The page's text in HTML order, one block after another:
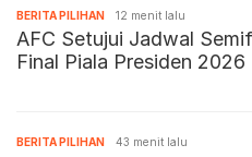
BERITA PILIHAN 12 menit lalu
AFC Setujui Jadwal
Final Piala Presiden 2026
BERITA PILIHAN 43 menit lalu